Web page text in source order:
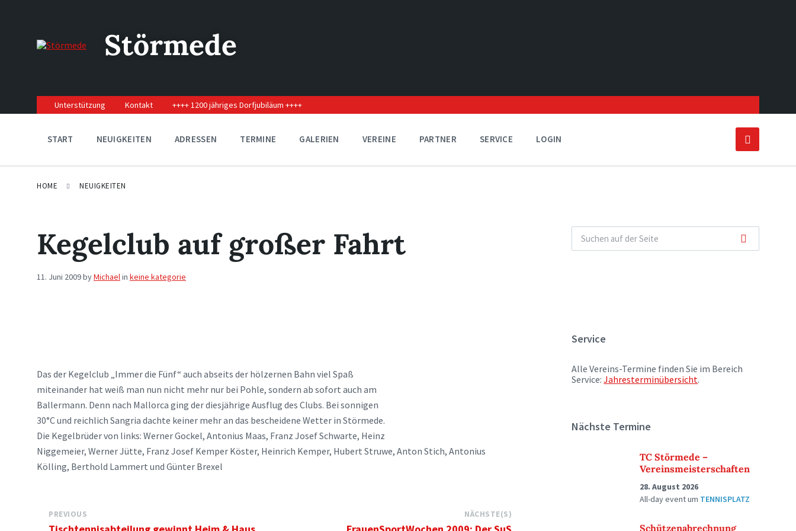
navigation
Störmede
Unterstützung Kontakt ++++ 1200 jähriges Dorfjubiläum ++++
START NEUIGKEITEN ADRESSEN TERMINE GALERIEN VEREINE PARTNER SERVICE LOGIN
HOME NEUIGKEITEN
Kegelclub auf großer Fahrt
11. Juni 2009byMichaelin keine kategorie
Das der Kegelclub „Immer die Fünf“ auch abseits der hölzernen Bahn viel Spaß
miteinander hat weiß man nun nicht mehr nur bei Pohle, sondern ab sofort auch am
Ballermann. Denn nach Mallorca ging der diesjährige Ausflug des Clubs. Bei sonnigen
30°C und reichlich Sangria dachte keiner mehr an das bescheidene Wetter in Störmede.
Die Kegelbrüder von links: Werner Gockel, Antonius Maas, Franz Josef Schwarte, Heinz
Niggemeier, Werner Jütte, Franz Josef Kemper Köster, Heinrich Kemper, Hubert Struwe, Anton Stich, Antonius
Kölling, Berthold Lammert und Günter Brexel
PREVIOUS NÄCHSTE(S)
Service
Alle Vereins-Termine finden Sie im Bereich
Service:Jahresterminübersicht.
Nächste Termine
TC Störmede –
Vereinsmeisterschaften
28. August 2026
All-day eventum TENNISPLATZ
Schützenabrechnung